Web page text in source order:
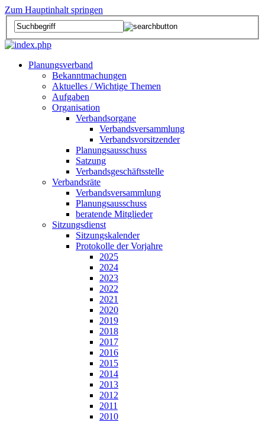
Zum Hauptinhalt springen
Planungsverband
Bekanntmachungen
Aktuelles / Wichtige Themen
Aufgaben
Organisation
Verbandsorgane
Verbandsversammlung
Verbandsvorsitzender
Planungsausschuss
Satzung
Verbandsgeschäftsstelle
Verbandsräte
Verbandsversammlung
Planungsausschuss
beratende Mitglieder
Sitzungsdienst
Sitzungskalender
Protokolle der Vorjahre
2025
2024
2023
2022
2021
2020
2019
2018
2017
2016
2015
2014
2013
2012
2011
2010